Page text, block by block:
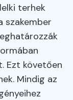
terhek
szakember
Ezt követően
Mindig az